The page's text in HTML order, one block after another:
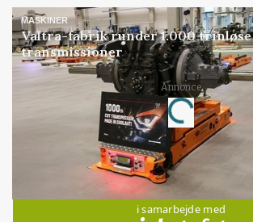
MASKINER
Valtra-fabrik runder 1.000 trinløse
transmissioner
Annonce
Loading...
Jobs
i samarbejde med